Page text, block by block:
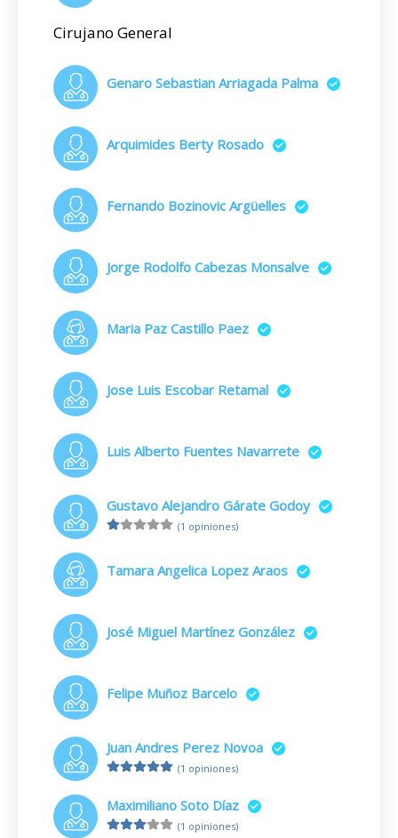
Cirujano General
Genaro Sebastian Arriagada Palma
Arquimides Berty Rosado
Fernando Bozinovic Argüelles
Jorge Rodolfo Cabezas Monsalve
Maria Paz Castillo Paez
Jose Luis Escobar Retamal
Luis Alberto Fuentes Navarrete
Gustavo Alejandro Gárate Godoy
(1 opiniones)
Tamara Angelica Lopez Araos
José Miguel Martínez González
Felipe Muñoz Barcelo
Juan Andres Perez Novoa
(1 opiniones)
Maximiliano Soto Díaz
(1 opiniones)